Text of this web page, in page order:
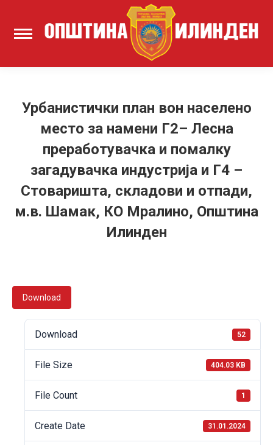
Урбанистички план вон населено
место за намени Г2– Лесна
преработувачка и помалку
загадувачка индустрија и Г4 –
Стоваришта, складови и отпади,
м.в. Шамак, КО Мралино, Општина
Илинден
Download
Download 52
File Size 404.03 KB
File Count 1
Create Date 31.01.2024